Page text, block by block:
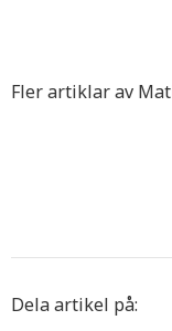
Fler artiklar av
Dela artikel på: